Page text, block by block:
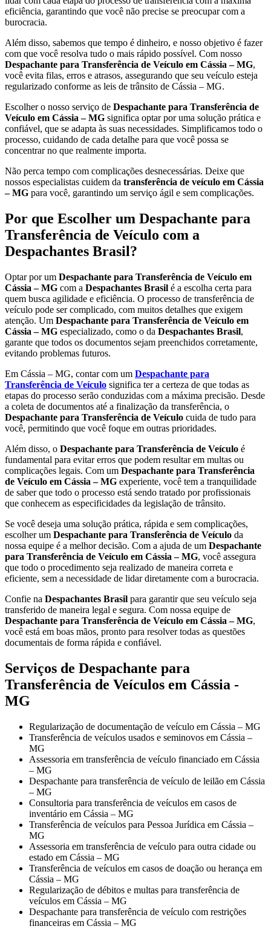
eficiência, garantindo que você não precise se preocupar com a
burocracia.
Além disso, sabemos que tempo é dinheiro, e nosso objetivo é fazer
com que você resolva tudo o mais rápido possível. Com nosso
Despachante para Transferência de Veículo em Cássia – MG,
você evita filas, erros e atrasos, assegurando que seu veículo esteja
regularizado conforme as leis de trânsito de Cássia – MG.
Escolher o nosso serviço de Despachante para Transferência de
Veículo em Cássia – MG significa optar por uma solução prática e
confiável, que se adapta às suas necessidades. Simplificamos todo o
processo, cuidando de cada detalhe para que você possa se
concentrar no que realmente importa.
Não perca tempo com complicações desnecessárias. Deixe que
nossos especialistas cuidem da transferência de veículo em Cássia
– MG para você, garantindo um serviço ágil e sem complicações.
Por que Escolher um Despachante para
Transferência de Veículo com a
Despachantes Brasil?
Optar por um Despachante para Transferência de Veículo em
Cássia – MG com a Despachantes Brasil é a escolha certa para
quem busca agilidade e eficiência. O processo de transferência de
veículo pode ser complicado, com muitos detalhes que exigem
atenção. Um Despachante para Transferência de Veículo em
Cássia – MG especializado, como o da Despachantes Brasil,
garante que todos os documentos sejam preenchidos corretamente,
evitando problemas futuros.
Em Cássia – MG, contar com um Despachante para
Transferência de Veículo significa ter a certeza de que todas as
etapas do processo serão conduzidas com a máxima precisão. Desde
a coleta de documentos até a finalização da transferência, o
Despachante para Transferência de Veículo cuida de tudo para
você, permitindo que você foque em outras prioridades.
Além disso, o Despachante para Transferência de Veículo é
fundamental para evitar erros que podem resultar em multas ou
complicações legais. Com um Despachante para Transferência
de Veículo em Cássia – MG experiente, você tem a tranquilidade
de saber que todo o processo está sendo tratado por profissionais
que conhecem as especificidades da legislação de trânsito.
Se você deseja uma solução prática, rápida e sem complicações,
escolher um Despachante para Transferência de Veículo da
nossa equipe é a melhor decisão. Com a ajuda de um Despachante
para Transferência de Veículo em Cássia – MG, você assegura
que todo o procedimento seja realizado de maneira correta e
eficiente, sem a necessidade de lidar diretamente com a burocracia.
Confie na Despachantes Brasil para garantir que seu veículo seja
transferido de maneira legal e segura. Com nossa equipe de
Despachante para Transferência de Veículo em Cássia – MG,
você está em boas mãos, pronto para resolver todas as questões
documentais de forma rápida e confiável.
Serviços de Despachante para
Transferência de Veículos em Cássia -
MG
Regularização de documentação de veículo em Cássia – MG
Transferência de veículos usados e seminovos em Cássia –
MG
Assessoria em transferência de veículo financiado em Cássia
– MG
Despachante para transferência de veículo de leilão em Cássia
– MG
Consultoria para transferência de veículos em casos de
inventário em Cássia – MG
Transferência de veículos para Pessoa Jurídica em Cássia –
MG
Assessoria em transferência de veículo para outra cidade ou
estado em Cássia – MG
Transferência de veículos em casos de doação ou herança em
Cássia – MG
Regularização de débitos e multas para transferência de
veículos em Cássia – MG
Despachante para transferência de veículo com restrições
financeiras em Cássia – MG